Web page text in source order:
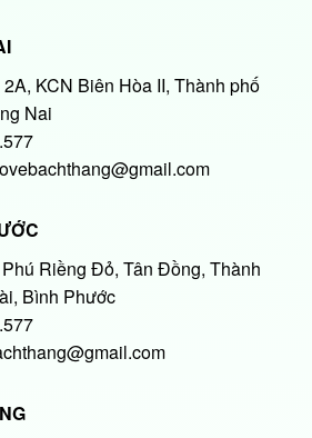
KCN Biên Hòa II, Thành phố
Nai
Riềng Đỏ, Tân Đồng, Thành
Bình Phước